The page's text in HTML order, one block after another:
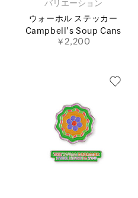
バリエーション
ウォーホル ステッカー
Campbell's Soup Cans
￥2,200